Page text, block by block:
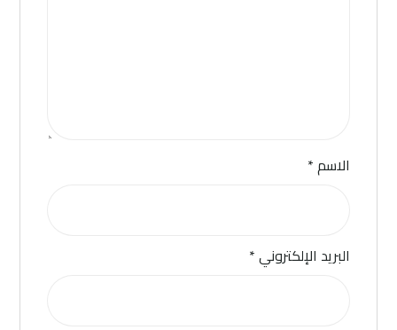
الاسم*
البريد الإلكتروني*